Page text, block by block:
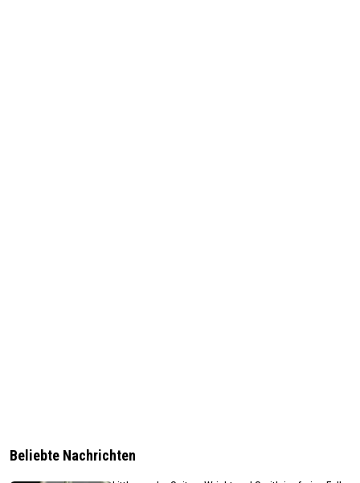
Beliebte Nachrichten